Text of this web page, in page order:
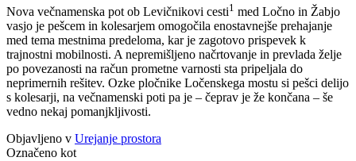
Nova večnamenska pot ob Levičnikovi cesti1 med Ločno in Žabjo
vasjo je pešcem in kolesarjem omogočila enostavnejše prehajanje
med tema mestnima predeloma, kar je zagotovo prispevek k
trajnostni mobilnosti. A nepremišljeno načrtovanje in prevlada želje
po povezanosti na račun prometne varnosti sta pripeljala do
neprimernih rešitev. Ozke pločnike Ločenskega mostu si pešci delijo
s kolesarji, na večnamenski poti pa je – čeprav je že končana – še
vedno nekaj pomanjkljivosti.
Objavljeno v Urejanje prostora
Označeno kot